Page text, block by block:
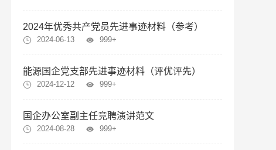
2024年优秀共产党员先进事迹材料（参考）
2024-06-13 999+
能源国企党支部先进事迹材料（评优评先）
2024-12-12 999+
国企办公室副主任竞聘演讲范文
2024-08-28 999+